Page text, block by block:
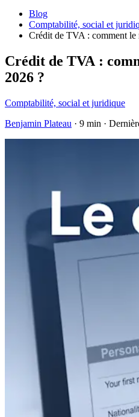
Blog
Comptabilité, social et
Crédit de TVA : comment le
Crédit de TVA :
2026 ?
Comptabilité, social et juridique
Benjamin Plateau · 9 min ·